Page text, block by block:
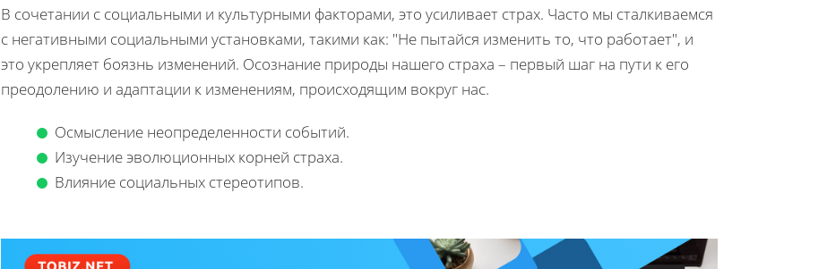
В сочетании с социальными и культурными факторами, это усиливает страх. Часто мы сталкиваемся
с негативными социальными установками, такими как: "Не пытайся изменить то, что работает", и
это укрепляет боязнь изменений. Осознание природы нашего страха – первый шаг на пути к его
преодолению и адаптации к изменениям, происходящим вокруг нас.
Осмысление неопределенности событий.
Изучение эволюционных корней страха.
Влияние социальных стереотипов.